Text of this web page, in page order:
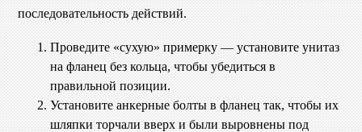
последовательность действий.
Проведите «сухую» примерку — установите унитаз
на фланец без кольца, чтобы убедиться в
правильной позиции.
Установите анкерные болты в фланец так, чтобы их
шляпки торчали вверх и были выровнены под